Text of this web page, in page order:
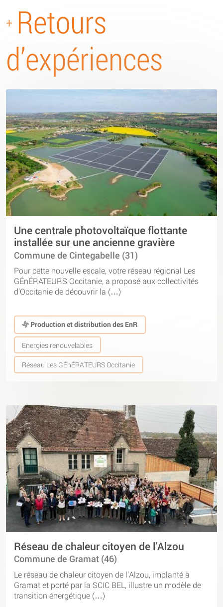
+ Retours
d’expériences
Une centrale photovoltaïque flottante
installée sur une ancienne gravière
Commune de Cintegabelle (31)
Pour cette nouvelle escale, votre réseau régional Les
GÉnÉRATEURS Occitanie, a proposé aux collectivités
d’Occitanie de découvrir la (…)
Production et distribution des EnR
Energies renouvelables
Réseau Les GÉnÉRATEURS Occitanie
Réseau de chaleur citoyen de l’Alzou
Commune de Gramat (46)
Le réseau de chaleur citoyen de l’Alzou, implanté à
Gramat et porté par la SCIC BEL, illustre un modèle de
transition énergétique (…)